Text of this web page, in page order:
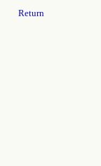
Return